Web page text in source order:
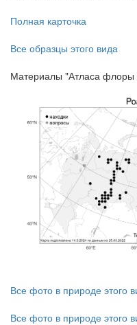
Полная карточка
Все образцы этого вида
Материалы "Атласа флоры
Все фото в природе этого
Все фото в природе этого